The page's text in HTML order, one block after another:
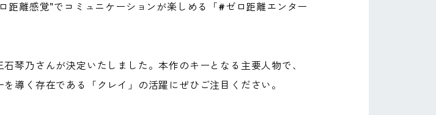
距離感覚"でコミュニケーションが楽しめる「#ゼロ距離エンター
琴乃さんが決定いたしました。本作のキーとなる主要人物で、
導く存在である「クレイ」の活躍にぜひご注目ください。